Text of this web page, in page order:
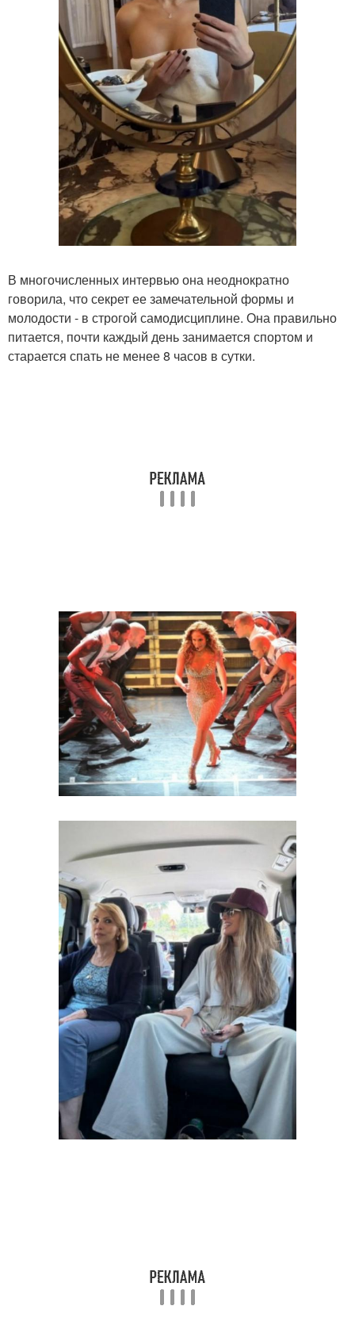
В многочисленных интервью она неоднократно
говорила, что секрет ее замечательной формы и
молодости - в строгой самодисциплине. Она правильно
питается, почти каждый день занимается спортом и
старается спать не менее 8 часов в сутки.